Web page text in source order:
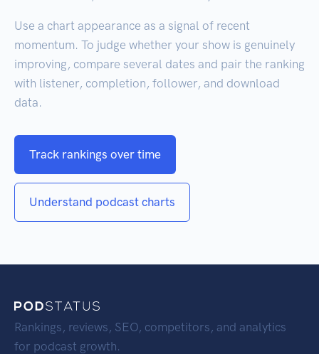
Use a chart appearance as a signal of recent
momentum. To judge whether your show is genuinely
improving, compare several dates and pair the ranking
with listener, completion, follower, and download
data.
Track rankings over time
Understand podcast charts
Rankings, reviews, SEO, competitors, and analytics
for podcast growth.